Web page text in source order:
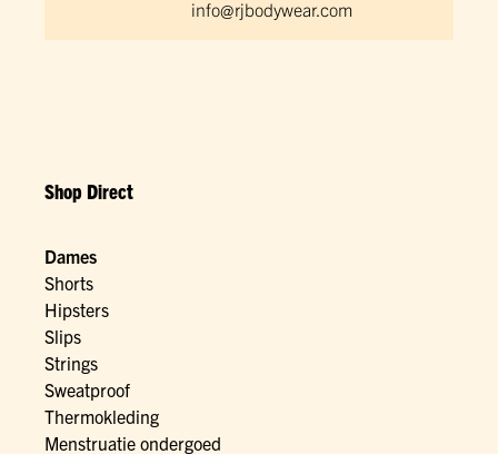
info@rjbodywear.com
Shop Direct
Dames
Shorts
Hipsters
Slips
Strings
Sweatproof
Thermokleding
Menstruatie ondergoed